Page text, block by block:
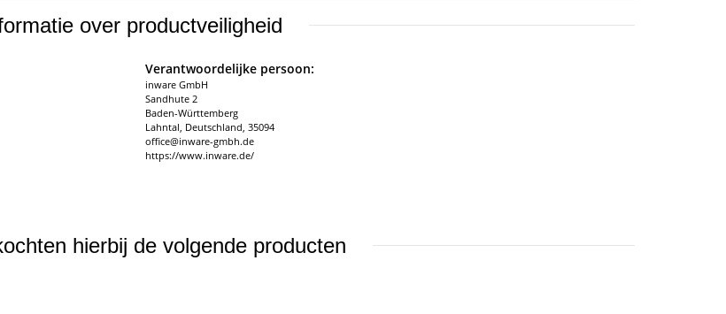
over productveiligheid
Verantwoordelijke persoon:
inware GmbH
Sandhute 2
Baden-Württemberg
Lahntal, Deutschland, 35094
office@inware-gmbh.de
https://www.inware.de/
hierbij de volgende producten